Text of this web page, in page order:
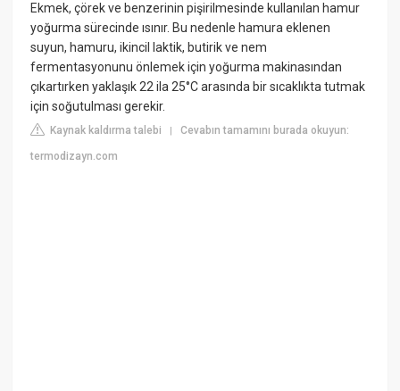
Ekmek, çörek ve benzerinin pişirilmesinde kullanılan hamur
yoğurma sürecinde ısınır. Bu nedenle hamura eklenen
suyun, hamuru, ikincil laktik, butirik ve nem
fermentasyonunu önlemek için yoğurma makinasından
çıkartırken yaklaşık 22 ila 25°C arasında bir sıcaklıkta tutmak
için soğutulması gerekir.
Kaynak kaldırma talebi |Cevabın tamamını burada okuyun:
termodizayn.com